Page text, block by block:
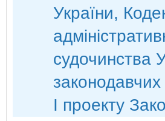
України,
судочинства
законодавчих
І проекту